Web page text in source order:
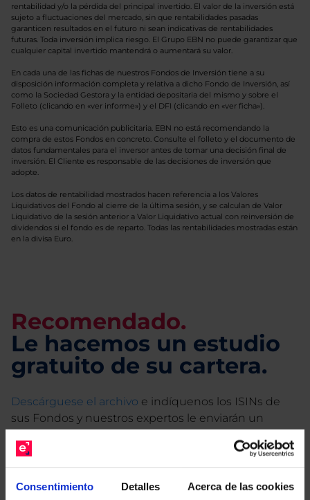
Consentimiento Detalles Acerca de las cookies
rentabilidad y/o la pérdida del principal invertido. El valor de la inversión está
sujeto a fluctuaciones del mercado, sin que rentabilidades pasadas
garanticen resultados en el futuro ni sean indicativas de rentabilidades
futuras. Toda inversión implica riesgo. El Grupo EBN no puede garantizar que
cualquier capital invertido mantendrá o aumentará su valor.
En cada una de las fichas de nuestros Fondos de Inversión tiene a su
disposición información completa y relativa a dicho Fondo de Inversión, así
como la Sociedad Gestora y la entidad depositaria del mismo y sobre el
Folleto (clicando en «ver informe») y el DFI (clicando en «ver ficha»).
Esto es una comunicación publicitaria. EBN no está recomendando la
compra de estos Fondos en concreto. Consulte el folleto y el documento de
datos fundamentales para el inversor antes de tomar una decisión final de
inversión. El Cliente es responsable de las decisiones de inversión que
adopte.
Los datos de rentabilidad mostrados hacen referencia a los Valores
Liquidativos del Fondo al cierre de la última sesión, y se calculan de Valor
Liquidativo de la sesión anterior a Valor Liquidativo actual con reinversión de
dividendos si el fondo es de reparto. Todas las rentabilidades mostradas están
en la divisa Euro.
Recomendado.
Le hacemos un estudio
gratuito de su cartera.
Descárguese el archivo e indíquenos los ISINs de
sus Fondos y nuestros expertos le enviarán un
Limpias con las que podrá ahorrar en sus costes.